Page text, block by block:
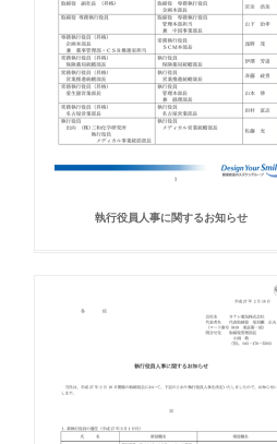
執行役員人事に関するお知らせ